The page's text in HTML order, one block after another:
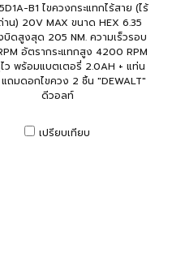
B1 ไขควงกระแทกไร้สาย (ไร้
น) 20V MAX ขนาด HEX 6.35
บิดสูงสุด 205 NM. ความเร็วรอบ
อัตรากระแทกสูง 4200 RPM
ว พร้อมแบตเตอรี่ 2.0AH + แท่น
แถมดอกไขควง 2 ชิ้น "DEWALT"
ดีวอลท์
เปรียบเทียบ